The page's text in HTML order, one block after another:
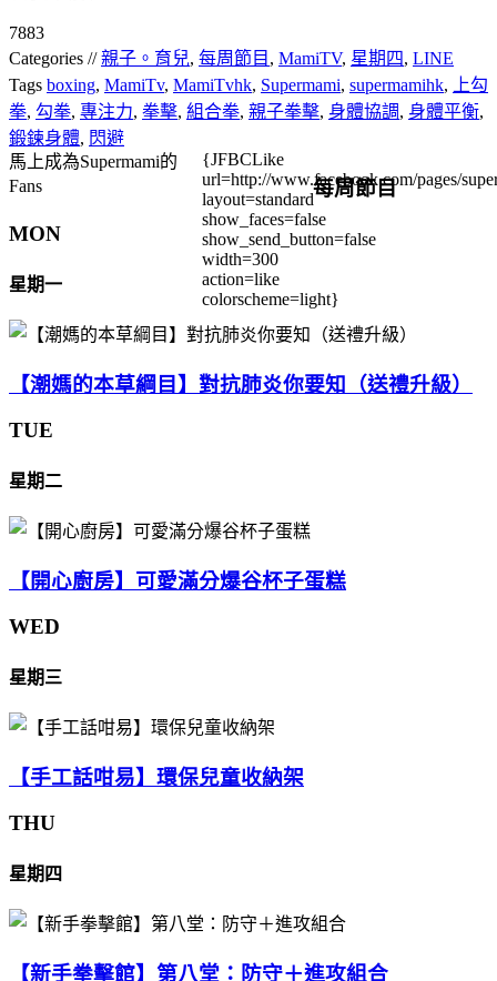
7883
Categories //親子。育兒, 每周節目 , MamiTV, 星期四, LINE
Tags boxing, MamiTv, MamiTvhk, Supermami, supermamihk,
上勾
拳, 勾拳, 專注力, 拳擊, 組合拳, 親子拳擊, 身體協調, 身體平衡,
鍛鍊身體, 閃避
馬上成為Supermami的
Fans
{JFBCLike
url=http://www.facebook.com/pages/
layout=standard
show_faces=false
show_send_button=false
width=300
action=like
colorscheme=light}
每周節目
MON
星期一
【潮媽的本草綱目】對抗肺炎你要知（送禮升級）
TUE
星期二
【開心廚房】可愛滿分爆谷杯子蛋糕
WED
星期三
【手工話咁易】環保兒童收納架
THU
星期四
【新手拳擊館】第八堂：防守＋進攻組合